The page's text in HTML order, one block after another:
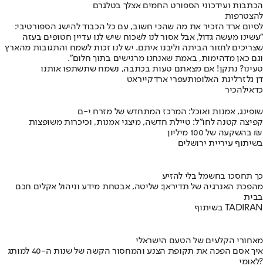
הכתבות ועידכוני הספורט החמים אצלך בטלגרם
להצטרפות
לסיום ארד הזכיר את מה שהכי חשוב, עם כל הכבוד להישג הספורטיבי:
"עשינו מעשה גדול, אבל אסור לנו לשכוח שיש לנו עדיין חטופים בעזה
שצריכים לחזור הביתה וליבנו איתם. יש לנו זכות לשמח והתגובות מהארץ
וגם כאן מדהימות, באמת שאנחנו מרגישים בתוך חלום".
טעינו? נתקן! אם מצאתם טעות בכתבה, נשמח שתשתפו אותנו
דן גלזרליגת האלופותעפרי ארדקייראט
כדאילהכיר
שופינג, אמנות ואוכל: המרכז המתחדש של מזרח י-ם
קפיצה קטנה לחו"ל: טיילת חדשה, מיצגי אמנות, וכיכרות משופצות
בהשקעה של 100 מיליון ₪
בשיתוף עיריית ירושלים
כך תחסכו בחשמל בלי להזיע
מהפכת האנרגיה של תדיראן: שליטה, אבטחת מידע וניהול אקלים חכם
בבית
בשיתוף TADIRAN
מאחורי הקלעים של הטעם הישראלי
איך אסם הפכה את תקופת הצנע והמחסור הקשה של שנות ה-40 למותג
לאומי?